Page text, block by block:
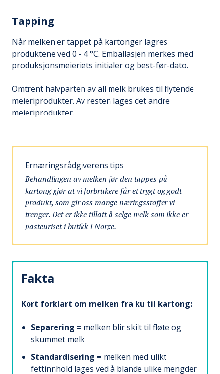
Tapping
Når melken er tappet på kartonger lagres
produktene ved 0 - 4 °C. Emballasjen merkes med
produksjonsmeieriets initialer og best-før-dato.
Omtrent halvparten av all melk brukes til flytende
meieriprodukter. Av resten lages det andre
meieriprodukter.
Ernæringsrådgiverens tips
Behandlingen av melken før den tappes på
kartong gjør at vi forbrukere får et trygt og godt
produkt, som gir oss mange næringsstoffer vi
trenger. Det er ikke tillatt å selge melk som ikke er
pasteuriset i butikk i Norge.
Fakta
Kort forklart om melken fra ku til kartong:
Separering = melken blir skilt til fløte og
skummet melk
Standardisering = melken med ulikt
fettinnhold lages ved å blande ulike mengder